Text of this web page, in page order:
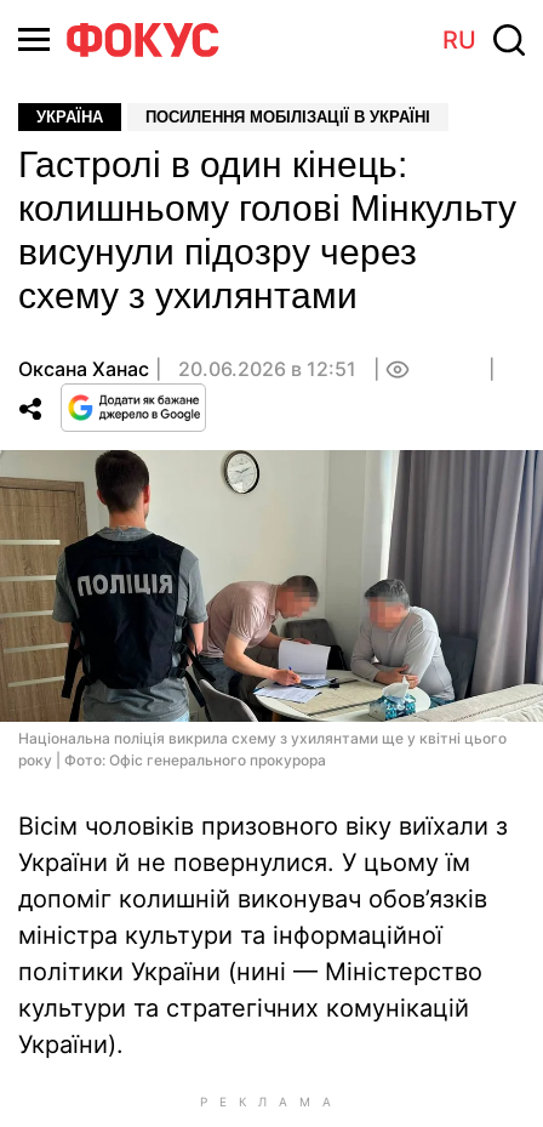
RU
УКРАЇНА ПОСИЛЕННЯ МОБІЛІЗАЦІЇ В УКРАЇНІ
Гастролі в один кінець:
колишньому голові Мінкульту
висунули підозру через
схему з ухилянтами
Оксана Ханас 20.06.2026 в 12:51
Національна поліція викрила схему з ухилянтами ще у квітні цього
року | Фото: Офіс генерального прокурора
Вісім чоловіків призовного віку виїхали з
України й не повернулися. У цьому їм
допоміг колишній виконувач обов’язків
міністра культури та інформаційної
політики України (нині — Міністерство
культури та стратегічних комунікацій
України).